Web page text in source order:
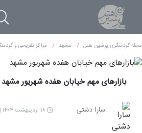
مجله گردشگری پرشین هتل مشهد مراکز تفریحی و
بازارهای مهم خیابان هفده شهریور مشهد
سارا دشتی ۱۸ اردیبهشت ۱۴۰۴ | ۱۱:۵۰